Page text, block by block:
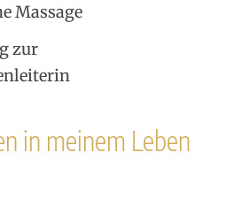
Massage
zur
in meinem Leben